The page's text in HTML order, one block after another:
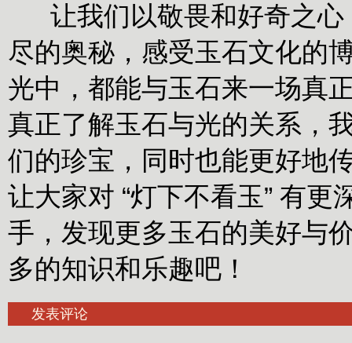
让我们以敬畏和好奇之心
尽的奥秘，感受玉石文化的
光中，都能与玉石来一场真
真正了解玉石与光的关系，
们的珍宝，同时也能更好地
让大家对 “灯下不看玉” 有
手，发现更多玉石的美好与
多的知识和乐趣吧！
发表评论